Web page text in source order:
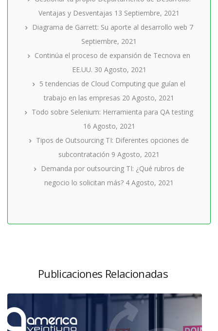
Ventajas y Desventajas 13 Septiembre, 2021
Diagrama de Garrett: Su aporte al desarrollo web 7
Septiembre, 2021
Continúa el proceso de expansión de Tecnova en
EE.UU. 30 Agosto, 2021
5 tendencias de Cloud Computing que guían el
trabajo en las empresas 20 Agosto, 2021
Todo sobre Selenium: Herramienta para QA testing
16 Agosto, 2021
Tipos de Outsourcing TI: Diferentes opciones de
subcontratación 9 Agosto, 2021
Demanda por outsourcing TI: ¿Qué rubros de
negocio lo solicitan más? 4 Agosto, 2021
Publicaciones Relacionadas